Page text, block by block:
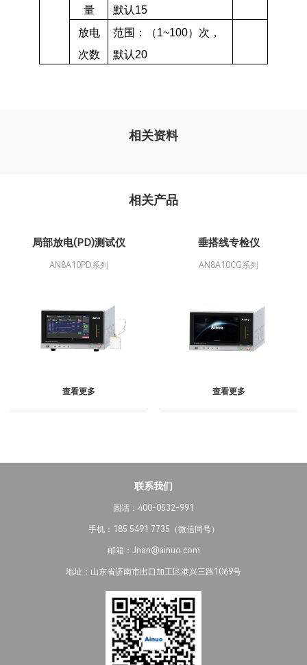
量
默认15
放电
次数
范围：（1~100）次，
默认20
相关资料
相关产品
局部放电(PD)测试仪
AN8A10PD系列
查看更多
垂搭线专检仪
AN8A10CG系列
查看更多
联系我们
固话：400-0532-991
手机：185 5491 7735（微信同号）
邮箱：Jnan@ainuo.com
地址：山东省济南市出口加工区港兴三路1069号